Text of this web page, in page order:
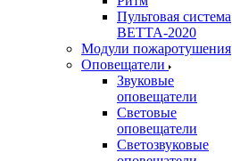
Пультовая система
ВЕТТА-2020
Модули пожаротушения
Оповещатели
Звуковые
оповещатели
Световые
оповещатели
Светозвуковые